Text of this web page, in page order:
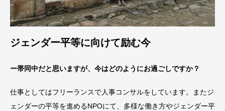
ジェンダー平等に向けて励む今
ー帯同中だと思いますが、今はどのようにお過ごしですか？
仕事としてはフリーランスで人事コンサルをしています。またジ
ェンダーの平等を進めるNPOにて、多様な働き方やジェンダー平